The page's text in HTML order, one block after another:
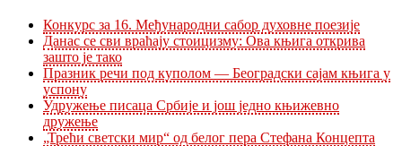
Конкурс за 16. Међународни сабор духовне поезије
Данас се сви враћају стоицизму: Ова књига открива
зашто је тако
Празник речи под куполом — Београдски сајам књига у
успонy
Удружење писаца Србије и још једно књижевно
дружење
„Трећи светски мир“ од белог пера Стефана Концепта